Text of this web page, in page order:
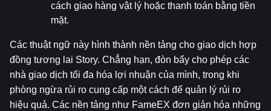
cách giao hàng vật lý hoặc thanh toán bằng tiền
mặt.
Các thuật ngữ này hình thành nền tảng cho giao dịch hợp
đồng tương lai Story. Chẳng hạn, đòn bẩy cho phép các
nhà giao dịch tối đa hóa lợi nhuận của mình, trong khi
phòng ngừa rủi ro cung cấp một cách để quản lý rủi ro
hiệu quả. Các nền tảng như FameEX đơn giản hóa những